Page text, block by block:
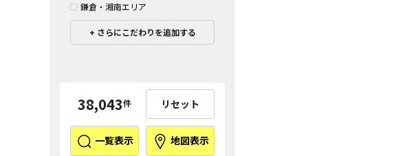
鎌倉・湘南エリア
さらにこだわりを追加する
38,043件 リセット
一覧表示 地図表示